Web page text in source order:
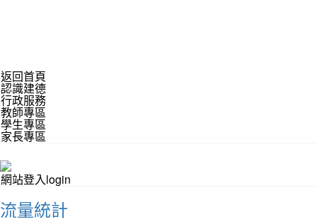
返回首頁
認識建德
行政服務
教師專區
學生專區
家長專區
網站登入login
流量統計